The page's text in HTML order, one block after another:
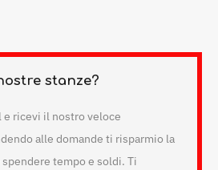
stanze?
ricevi il nostro veloce
alle domande ti risparmio la
tempo e soldi. Ti